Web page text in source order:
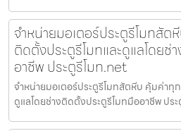
จำหน่ายมอเตอร์ประตูรีโมทสั
ติดตั้งประตูรีโมทและดูแลโดยช่
อาชีพ ประตูรีโมท.net
จำหน่ายมอเตอร์ประตูรีโมทสัตหีบ คุ้มค่าทุ
ดูแลโดยช่างติดตั้งประตูรีโมทมืออาชีพ ปร